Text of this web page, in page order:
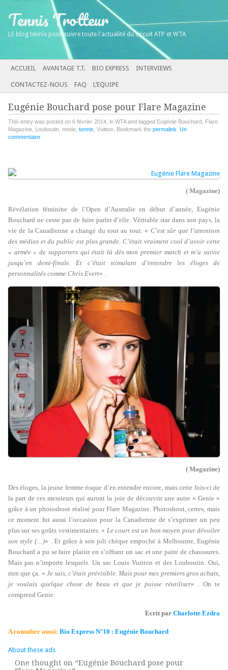
Tennis Trotteur
LE blog tennis pour suivre toute l'actualité du circuit ATP et WTA
Main menu
SKIP TO CONTENT
ACCUEIL AVANTAGE T.T. BIO EXPRESS INTERVIEWS
CONTACTEZ-NOUS FAQ L’EQUIPE
Eugénie Bouchard pose pour Flare Magazine
This entry was posted on 6 février 2014, in WTA and tagged Eugénie Bouchard, Flare
Magazine, Louboutin, mode, tennis , Vuitton. Bookmark the permalink Un
commentaire
( Magazine)
Révélation féminine de l’Open d’Australie en début d’année, Eugénie
Bouchard ne cesse pas de faire parler d’elle. Véritable star dans son pays, la
vie de la Canadienne a changé du tout au tout. « C’est sûr que l’attention
des médias et du public est plus grande. C’était vraiment cool d’avoir cette
« armée » de supporters qui était là dès mon premier match et m’a suivie
jusqu’en demi-finale. Et c’était stimulant d’entendre les éloges de
personnalités comme Chris Evert« .
( Magazine)
Des éloges, la jeune femme risque d’en entendre encore, mais cette fois-ci de
la part de ces messieurs qui auront la joie de découvrir une autre « Genie »
grâce à un photoshoot réalisé pour Flare Magazine. Photoshoot, certes, mais
ce moment fut aussi l’occasion pour la Canadienne de s’exprimer un peu
plus sur ses goûts vestimentaires. « Le court est un bon moyen pour dévoiler
son style (…)« . Et grâce à son joli chèque empoché à Melbourne, Eugénie
Bouchard a pu se faire plaisir en s’offrant un sac et une paire de chaussures.
Mais pas n’importe lesquels. Un sac Louis Vuitton et des Louboutin. Oui,
rien que ça. « Je sais, c’était prévisible. Mais pour mes premiers gros achats,
je voulais quelque chose de beau et que je puisse réutiliser« . On te
comprend Genie.
Ecrit par Charlotte Ezdra
A consulter aussi: Bio Express N°10 : Eugénie Bouchard
About these ads
One thought on “Eugénie Bouchard pose pour